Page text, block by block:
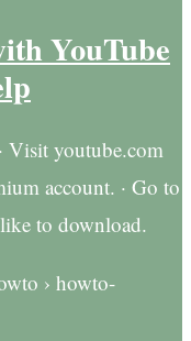
YouTube
Visit youtube.com
account. · Go to
to download.
› howto-